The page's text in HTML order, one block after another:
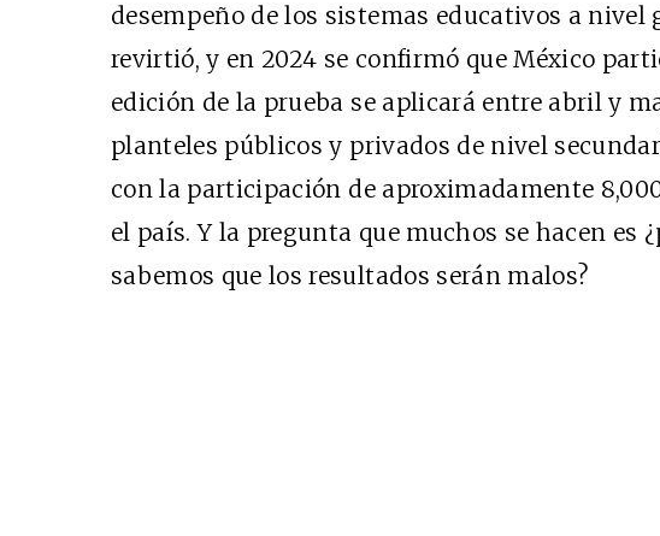
desempeño de los sistemas educativos a nivel
revirtió, y en 2024 se confirmó que México
edición de la prueba se aplicará entre abril y
planteles públicos y privados de nivel
con la participación de aproximadamente
el país. Y la pregunta que muchos se hacen es
sabemos que los resultados serán malos?